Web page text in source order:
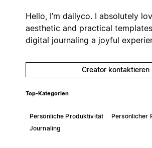
Hello, I’m dailyco. I absolutely
aesthetic and practical
digital journaling a joyful
Creator kontaktieren
Top-Kategorien
Persönliche Produktivität
Persönlicher
Journaling